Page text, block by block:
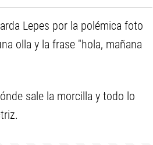
Lepes por la polémica foto
olla y la frase "hola, mañana
sale la morcilla y todo lo